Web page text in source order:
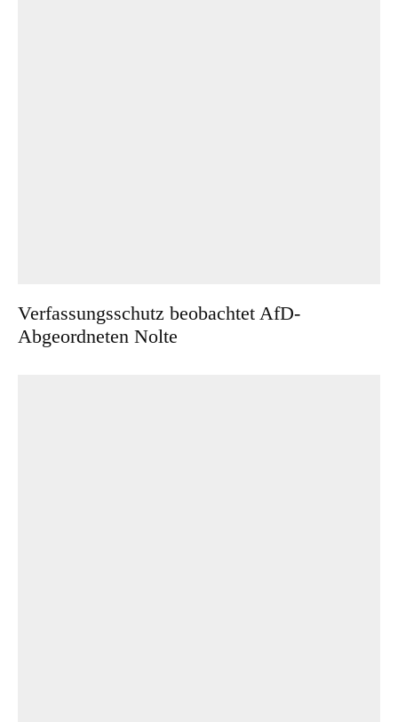
Verfassungsschutz beobachtet AfD-
Abgeordneten Nolte